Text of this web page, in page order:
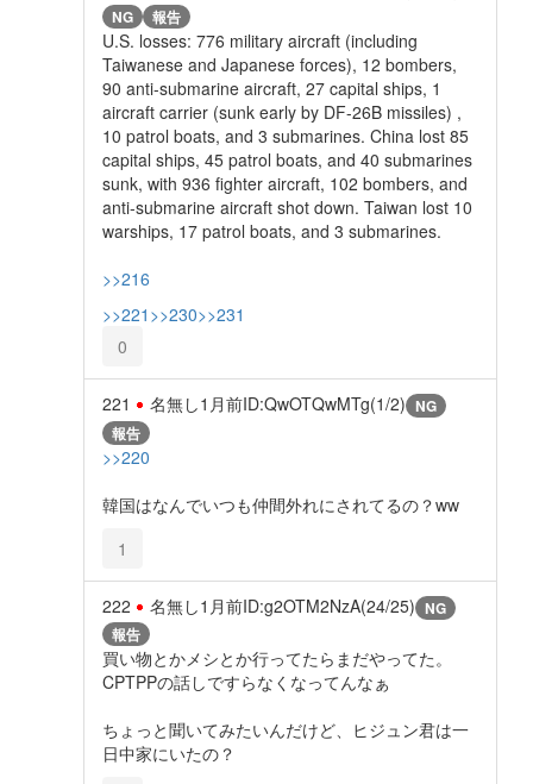
NG 報告
U.S. losses: 776 military aircraft (including
Taiwanese and Japanese forces), 12 bombers,
90 anti-submarine aircraft, 27 capital ships, 1
aircraft carrier (sunk early by DF-26B missiles) ,
10 patrol boats, and 3 submarines. China lost 85
capital ships, 45 patrol boats, and 40 submarines
sunk, with 936 fighter aircraft, 102 bombers, and
anti-submarine aircraft shot down. Taiwan lost 10
warships, 17 patrol boats, and 3 submarines.
>>216
>>221 >>230>>231
0
221 名無し1月前ID:QwOTQwMTg(1/2) NG
報告
>>220
韓国はなんでいつも仲間外れにされてるの？ww
1
222 名無し1月前ID:g2OTM2NzA(24/25) NG
報告
買い物とかメシとか行ってたらまだやってた。
CPTPPの話しですらなくなってんなぁ
ちょっと聞いてみたいんだけど、ヒジュン君は一
日中家にいたの？